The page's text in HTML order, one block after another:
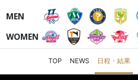
MEN
WOMEN
TOP NEWS 日程・結果